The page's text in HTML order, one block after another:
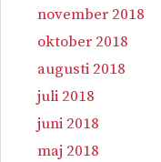
november 2018
oktober 2018
augusti 2018
juli 2018
juni 2018
maj 2018